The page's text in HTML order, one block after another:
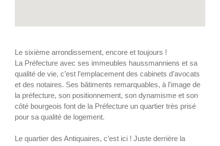
Le sixième arrondissement, encore et toujours !
La Préfecture avec ses immeubles haussmanniens et sa
qualité de vie, c’est l’emplacement des cabinets d’avocats
et des notaires. Ses bâtiments remarquables, à l'image de
la préfecture, son positionnement, son dynamisme et son
côté bourgeois font de la Préfecture un quartier très prisé
pour sa qualité de logement.
Le quartier des Antiquaires, c’est ici ! Juste derrière la